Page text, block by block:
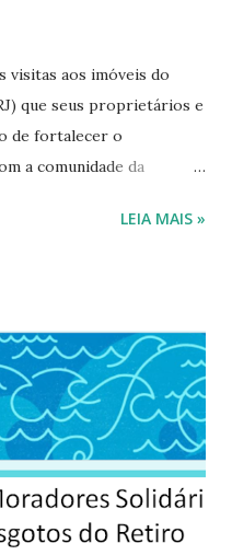
visitas aos imóveis do
que seus proprietários e
de fortalecer o
a comunidade da
ou seus sistemas são
do projeto até o dia
através do o
Associação de
#UFFangra (
@saaeangrarj e Fundo
LEIA MAIS »